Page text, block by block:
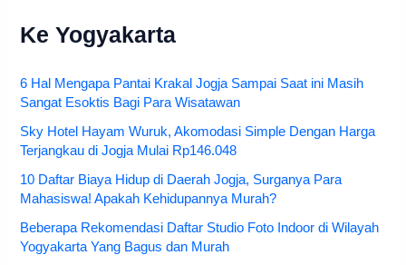
Ke Yogyakarta
6 Hal Mengapa Pantai Krakal Jogja Sampai Saat ini Masih
Sangat Esoktis Bagi Para Wisatawan
Sky Hotel Hayam Wuruk, Akomodasi Simple Dengan Harga
Terjangkau di Jogja Mulai Rp146.048
10 Daftar Biaya Hidup di Daerah Jogja, Surganya Para
Mahasiswa! Apakah Kehidupannya Murah?
Beberapa Rekomendasi Daftar Studio Foto Indoor di Wilayah
Yogyakarta Yang Bagus dan Murah